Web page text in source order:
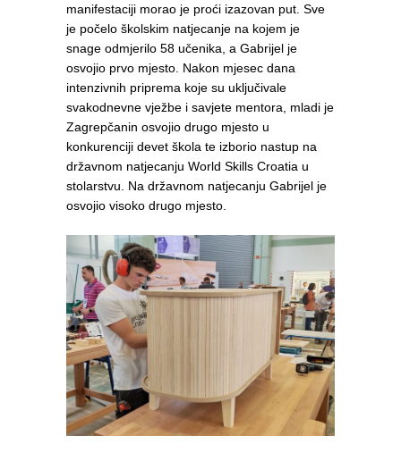
manifestaciji morao je proći izazovan put. Sve
je počelo školskim natjecanje na kojem je
snage odmjerilo 58 učenika, a Gabrijel je
osvojio prvo mjesto. Nakon mjesec dana
intenzivnih priprema koje su uključivale
svakodnevne vježbe i savjete mentora, mladi je
Zagrepčanin osvojio drugo mjesto u
konkurenciji devet škola te izborio nastup na
državnom natjecanju World Skills Croatia u
stolarstvu. Na državnom natjecanju Gabrijel je
osvojio visoko drugo mjesto.